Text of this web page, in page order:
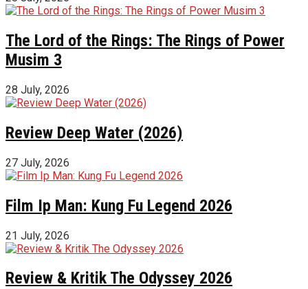
The Lord of the Rings: The Rings of Power
Musim 3
28 July, 2026
Review Deep Water (2026)
27 July, 2026
Film Ip Man: Kung Fu Legend 2026
21 July, 2026
Review & Kritik The Odyssey 2026